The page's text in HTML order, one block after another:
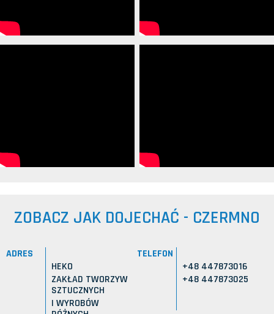
ZOBACZ JAK DOJECHAĆ - CZERMNO
ADRES
HEKO
ZAKŁAD TWORZYW
SZTUCZNYCH
I WYROBÓW
TELEFON
+48 447873016
+48 447873025